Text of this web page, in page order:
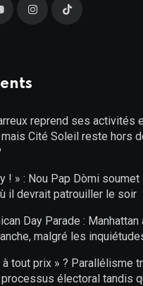
reprend ses activités
Cité Soleil reste hors
! » : Nou Pap Dòmi soumet
il devrait patrouiller le soir
Day Parade : Manhattan
malgré les
tout prix » ? Parallélisme
électoral tandis